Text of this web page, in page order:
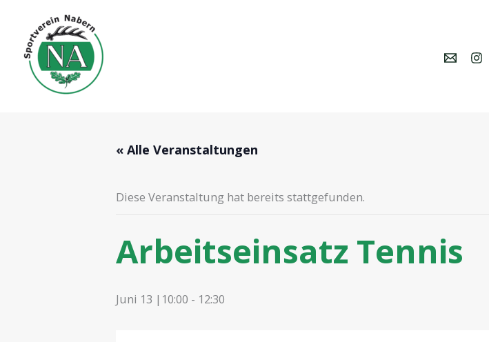
springen
« Alle Veranstaltungen
Diese Veranstaltung hat bereits stattgefunden.
Arbeitseinsatz Tennis
Juni 13 |10:00 - 12:30